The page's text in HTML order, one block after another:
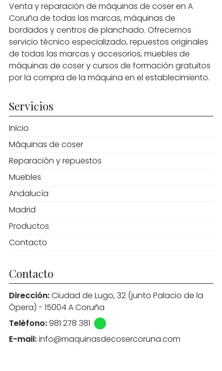
Venta y reparación de máquinas de coser en A
Coruña de todas las marcas, máquinas de
bordados y centros de planchado. Ofrecemos
servicio técnico especializado, repuestos originales
de todas las marcas y accesorios, muebles de
máquinas de coser y cursos de formación gratuitos
por la compra de la máquina en el establecimiento.
Servicios
Inicio
Máquinas de coser
Reparación y repuestos
Muebles
Andalucía
Madrid
Productos
Contacto
Contacto
Dirección:Ciudad de Lugo, 32 (junto Palacio de la
Ópera) - 15004 A Coruña
Teléfono:981 278 381
E-mail:info@maquinasdecosercoruna.com